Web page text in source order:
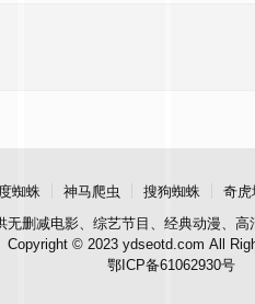
蜘蛛 神马爬虫 搜狗蜘蛛 奇虎
无删减电影、综艺节目、经典动漫、
Copyright © 2023 ydseotd.com All
鄂ICP备61062930号